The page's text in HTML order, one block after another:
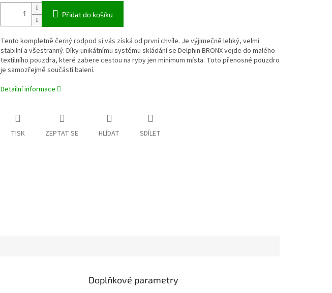
Přidat do košíku
Tento kompletně černý rodpod si vás získá od první chvíle. Je výjimečně lehký, velmi
stabilní a všestranný. Díky unikátnímu systému skládání se Delphin BRONX vejde do malého
textilního pouzdra, které zabere cestou na ryby jen minimum místa. Toto přenosné pouzdro
je samozřejmě součástí balení.
Detailní informace
TISK ZEPTAT SE HLÍDAT SDÍLET
Doplňkové parametry